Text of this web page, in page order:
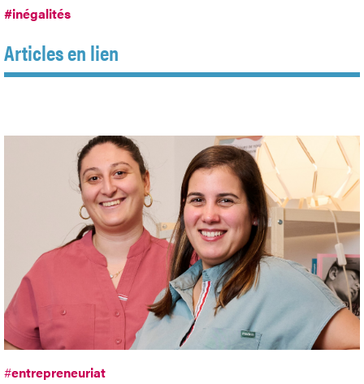
#inégalités
Articles en lien
#entrepreneuriat